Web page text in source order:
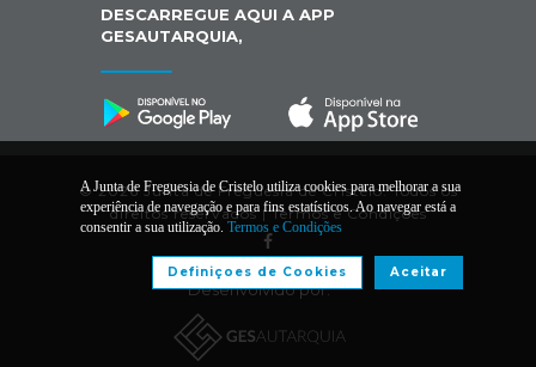
DESCARREGUE AQUI A APP
GESAUTARQUIA,
© 2026 Junta de Freguesia de Cristelo. Todos os
direitos reservados |Termos e Condições
Desenvolvido por:
A Junta de Freguesia de Cristelo utiliza cookies para melhorar a sua
experiência de navegação e para fins estatísticos. Ao navegar está a
consentir a sua utilização. Termos e Condições
Aceitar
Definiçoes de Cookies